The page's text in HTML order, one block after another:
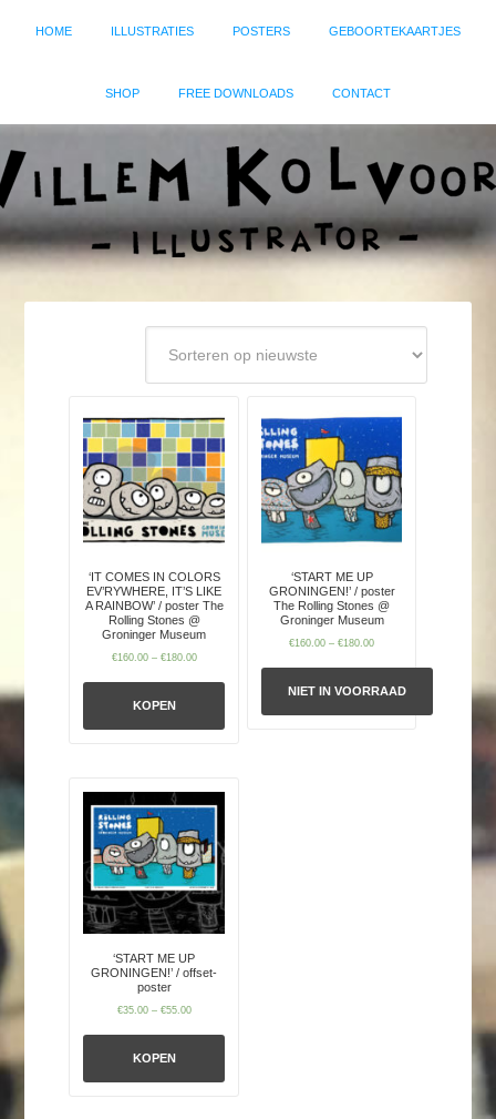
HOME ILLUSTRATIES POSTERS GEBOORTEKAARTJES
SHOP FREE DOWNLOADS CONTACT
‘IT COMES IN COLORS
EV’RYWHERE, IT’S LIKE
A RAINBOW’ / poster The
Rolling Stones @
Groninger Museum
€160.00– €180.00
KOPEN
‘START ME UP
GRONINGEN!’ / poster
The Rolling Stones @
Groninger Museum
€160.00 –€180.00
NIET IN VOORRAAD
‘START ME UP
GRONINGEN!’ / offset-
poster
€35.00– €55.00
KOPEN